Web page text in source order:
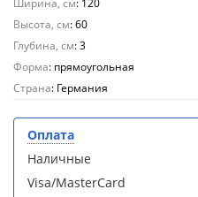
мебели
Aqwella
Fargo 60
(тумба с
раковиной
+ зеркало)
мебели
Aqwella
Fargo 60
(тумба с
раковиной
+ зеркало)
Ширина, см: 120
Высота, см: 60
Глубина, см: 3
Форма: прямоугольная
Страна: Германия
Оплата
Наличные
Visa/MasterCard